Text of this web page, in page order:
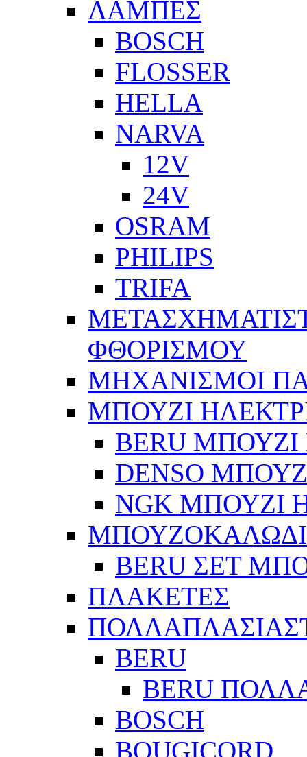
ΛΑΜΠΕΣ
BOSCH
FLOSSER
HELLA
NARVA
12V
24V
OSRAM
PHILIPS
TRIFA
ΦΘΟΡΙΣΜΟΥ
ΜΗΧΑΝΙΣΜΟΙ
ΜΠΟΥΖΙ
BERU
DENSO
NGK ΜΠΟΥΖΙ
BERU ΣΕΤ
ΠΛΑΚΕΤΕΣ
BERU
BERU
BOSCH
BOUGICORD